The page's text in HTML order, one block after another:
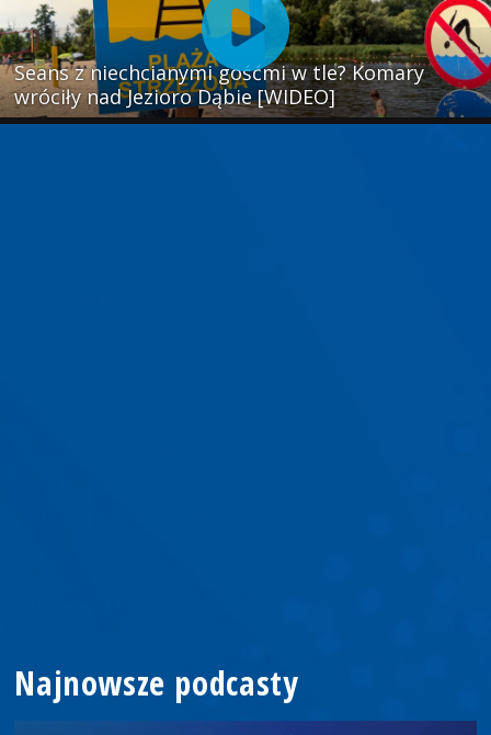
Seans z niechcianymi gośćmi w tle? Komary
wróciły nad Jezioro Dąbie [WIDEO]
Najnowsze podcasty